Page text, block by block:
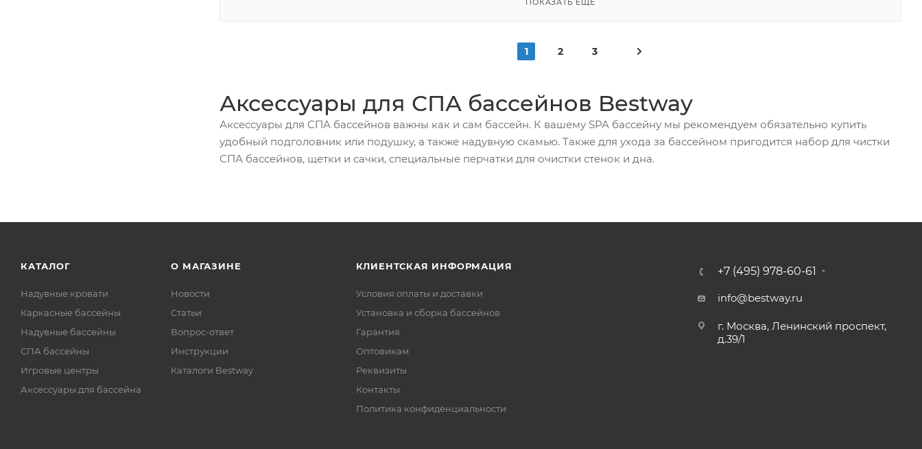
ПОКАЗАТЬ ЕЩЕ
1 2 3
Аксессуары для СПА бассейнов Bestway
Аксессуары для СПА бассейнов важны как и сам бассейн. К вашему SPA бассейну мы рекомендуем обязательно купить
удобный подголовник или подушку, а также надувную скамью. Также для ухода за бассейном пригодится набор для чистки
СПА бассейнов, щетки и сачки, специальные перчатки для очистки стенок и дна.
КАТАЛОГ
Надувные кровати
Каркасные бассейны
Надувные бассейны
СПА бассейны
Игровые центры
Аксессуары для бассейна
О МАГАЗИНЕ
Новости
Статьи
Вопрос-ответ
Инструкции
Каталоги Bestway
КЛИЕНТСКАЯ ИНФОРМАЦИЯ
Условия оплаты и доставки
Установка и сборка бассейнов
Гарантия
Оптовикам
Реквизиты
Контакты
Политика конфиденциальности
+7 (495) 978-60-61
info@bestway.ru
г. Москва, Ленинский проспект,
д.39/1